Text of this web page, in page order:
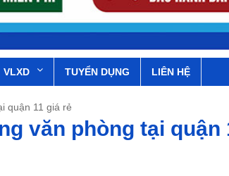
VLXD TUYỂN DỤNG LIÊN HỆ
quận 11 giá rẻ
văn phòng tại quận